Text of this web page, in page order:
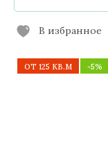
В избранное
ОТ 125 КВ.М -5%